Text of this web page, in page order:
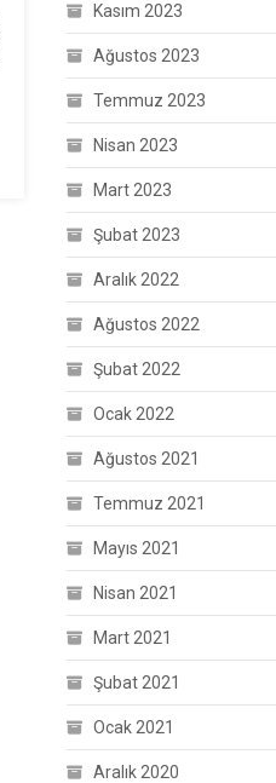
Kasım 2023
Ağustos 2023
Temmuz 2023
Nisan 2023
Mart 2023
Şubat 2023
Aralık 2022
Ağustos 2022
Şubat 2022
Ocak 2022
Ağustos 2021
Temmuz 2021
Mayıs 2021
Nisan 2021
Mart 2021
Şubat 2021
Ocak 2021
Aralık 2020